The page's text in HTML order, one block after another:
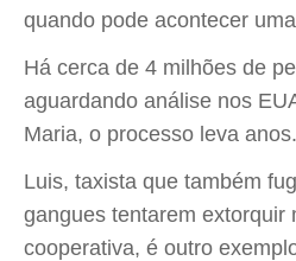
quando pode acontecer
Há cerca de 4 milhões de
aguardando análise nos
Maria, o processo leva anos.
Luis, taxista que também
gangues tentarem extorquir
cooperativa, é outro